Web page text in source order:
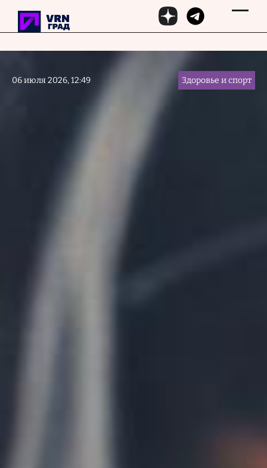
Перейти к основному содержанию
06 июля 2026, 12:49 Здоровье и спорт